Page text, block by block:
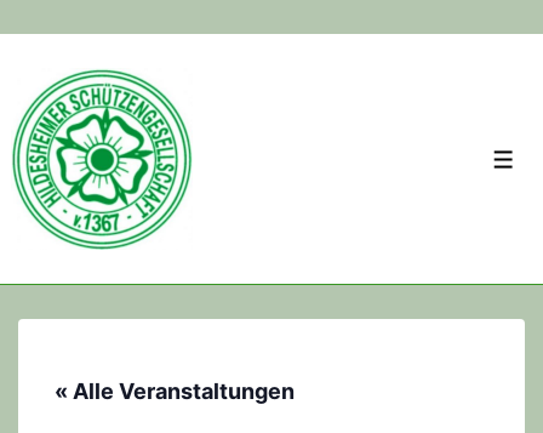
Main
Content
« Alle Veranstaltungen